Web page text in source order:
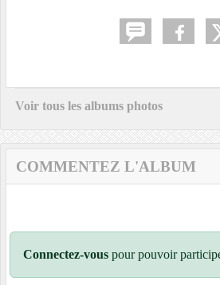
Voir tous les albums photos
COMMENTEZ L'ALBUM
Connectez-vous pour pouvoir